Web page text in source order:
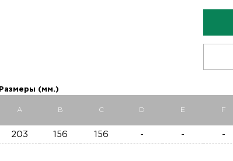
Размеры (мм.)
A B C D E F
203 156 156 - - -